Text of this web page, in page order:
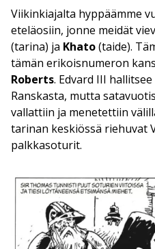
Viikinkiajalta hyppäämme
eteläosiin, jonne meidät
(tarina) ja Khato(taide).
tämän erikoisnumeron
Roberts. Edvard III
Ranskasta, mutta
vallattiin ja menetettiin
tarinan keskiössä riehuvat
palkkasoturit.